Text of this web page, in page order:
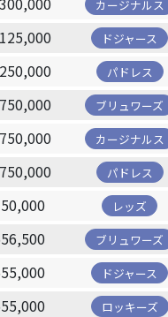
カージナルス
ドジャース
パドレス
ブリュワーズ
カージナルス
パドレス
レッズ
ブリュワーズ
ドジャース
ロッキーズ